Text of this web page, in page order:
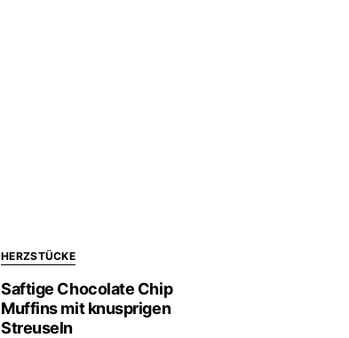
HERZSTÜCKE
Saftige Chocolate Chip
Muffins mit knusprigen
Streuseln